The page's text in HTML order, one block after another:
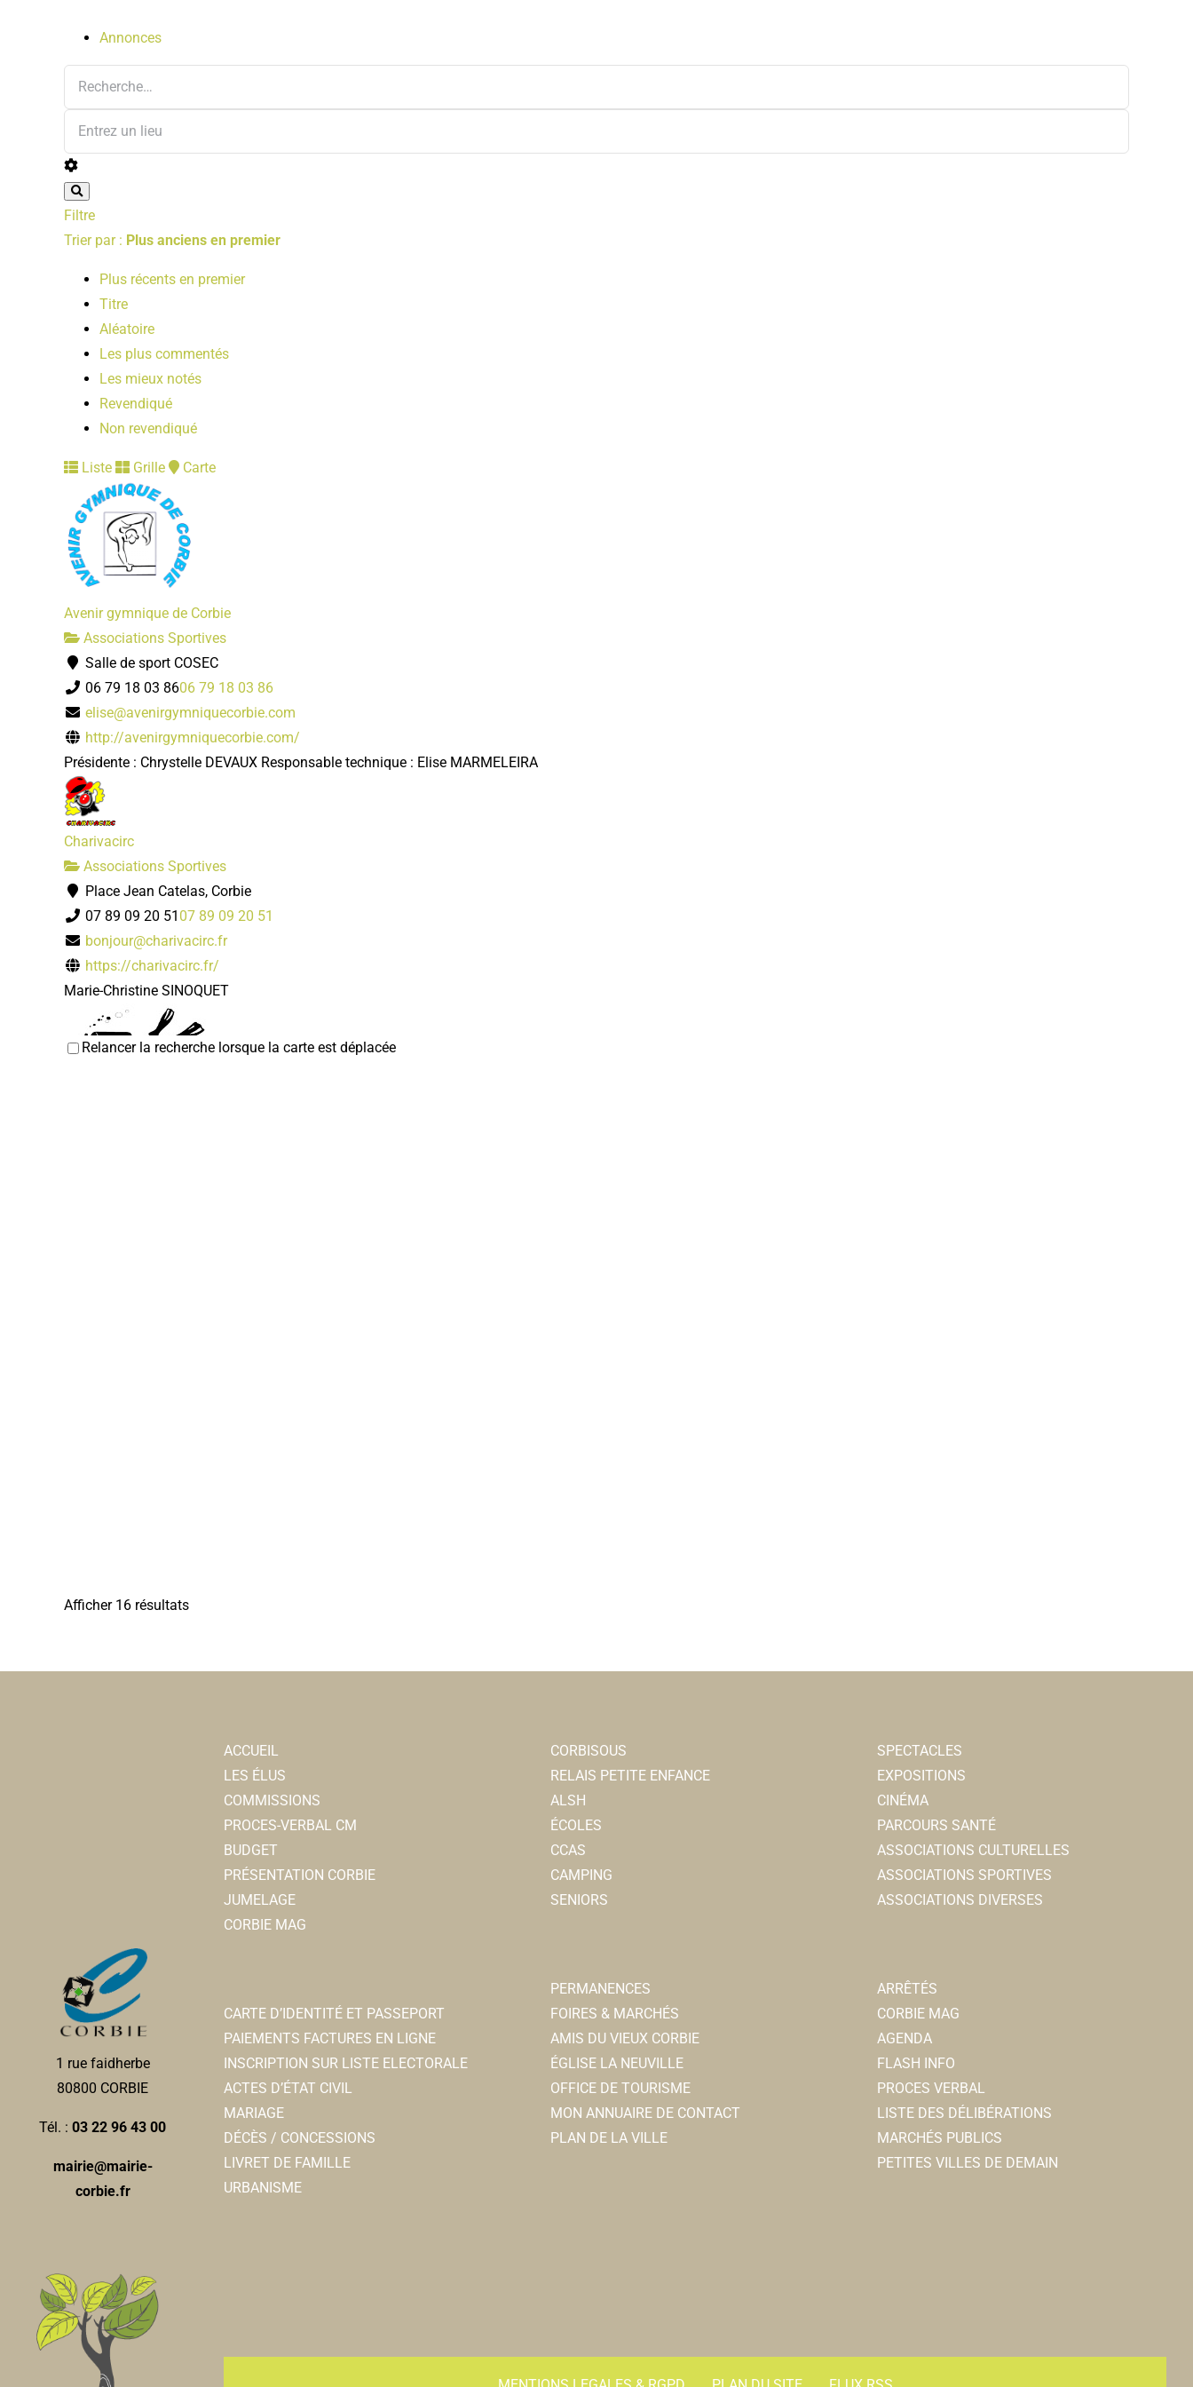
Annonces
Filtre
Trier par : Plus anciens en premier
Plus récents en premier
Titre
Aléatoire
Les plus commentés
Les mieux notés
Revendiqué
Non revendiqué
Liste Grille Carte
Avenir gymnique de Corbie
Associations Sportives
Salle de sport COSEC
06 79 18 03 8606 79 18 03 86
elise@avenirgymniquecorbie.com
http://avenirgymniquecorbie.com/
Présidente : Chrystelle DEVAUX Responsable technique : Elise MARMELEIRA
Charivacirc
Associations Sportives
Place Jean Catelas, Corbie
07 89 09 20 51 07 89 09 20 51
bonjour@charivacirc.fr
https://charivacirc.fr/
Marie-Christine SINOQUET
Associations Sportives
Jeux subaquatiques du canton de Corbie
Associations Sportives
Piscine Calypso 80800 Corbie
07 60 74 61 87
nikobled@gmail.com
http://jsccorbie.free.fr/
Nicolas BLED
Maison des loisirs
mdlcorbie@gmail.com
http://www.maisondesloisirs.fr/taa/?fbclid=IwAR...
SANTUNE Caroline (Présidente Maison Des Loisirs) PAILLET Christophe (Vice-Président Tir à l’arc) ...
Relancer la recherche lorsque la carte est déplacée
Afficher 16 résultats
1 rue faidherbe
80800 CORBIE
Tél. :03 22 96 43 00
mairie@mairie-
corbie.fr
ACCUEIL
LES ÉLUS
COMMISSIONS
PROCES-VERBAL CM
BUDGET
PRÉSENTATION CORBIE
JUMELAGE
CORBIE MAG
CARTE D’IDENTITÉ ET PASSEPORT
PAIEMENTS FACTURES EN LIGNE
INSCRIPTION SUR LISTE ELECTORALE
ACTES D’ÉTAT CIVIL
MARIAGE
DÉCÈS / CONCESSIONS
LIVRET DE FAMILLE
URBANISME
CORBISOUS
RELAIS PETITE ENFANCE
ALSH
ÉCOLES
CCAS
CAMPING
SENIORS
PERMANENCES
FOIRES & MARCHÉS
AMIS DU VIEUX CORBIE
ÉGLISE LA NEUVILLE
OFFICE DE TOURISME
MON ANNUAIRE DE CONTACT
PLAN DE LA VILLE
SPECTACLES
EXPOSITIONS
CINÉMA
PARCOURS SANTÉ
ASSOCIATIONS CULTURELLES
ASSOCIATIONS SPORTIVES
ASSOCIATIONS DIVERSES
ARRÊTÉS
CORBIE MAG
AGENDA
FLASH INFO
PROCES VERBAL
LISTE DES DÉLIBÉRATIONS
MARCHÉS PUBLICS
PETITES VILLES DE DEMAIN